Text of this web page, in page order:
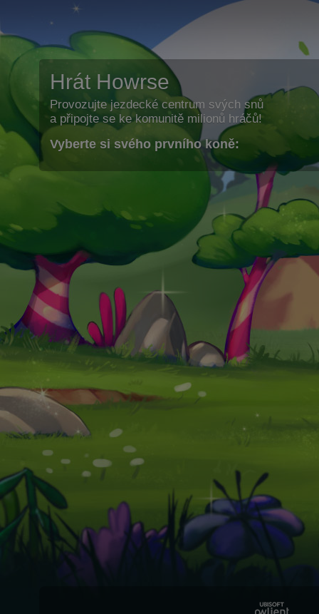
Hrát Howrse
Provozujte jezdecké centrum svých snů
a připojte se ke komunitě milionů hráčů!
Vyberte si svého prvního koně: